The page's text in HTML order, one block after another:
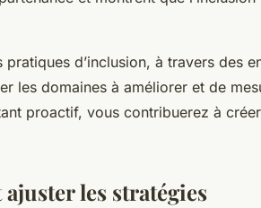
pratiques d’inclusion, à travers des
les domaines à améliorer et de
proactif, vous contribuerez à
les stratégies